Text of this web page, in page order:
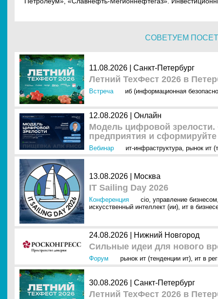
СОВЕТУЕМ
11.08.2026 | Санкт-Петербург
Летний ТехФест 2026 в
Встреча иб (информационная
12.08.2026 | Онлайн
Модель цифровой зрелости.
предприятия и
Вебинар ит-инфраструктура, рынок ит
13.08.2026 | Москва
IT Sailing Day 2026
Конференция cio, управление бизнесом
искусственный интеллект (ии), ит в
24.08.2026 | Нижний Новгород
Сильные идеи для нового
Форум рынок ит (тенденции ит), ит в
30.08.2026 | Санкт-Петербург
Летний ТехФест 2026 в